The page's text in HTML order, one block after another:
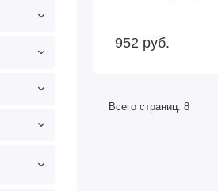
952 руб.
Всего страниц:8